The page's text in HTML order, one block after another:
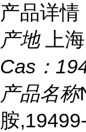
产品详情
产地
上海
Cas：
产品名称
胺